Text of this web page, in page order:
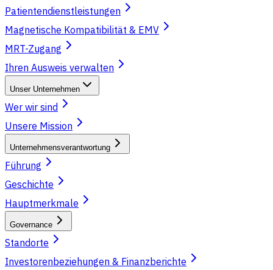
Patientendienstleistungen
Magnetische Kompatibilität & EMV
MRT-Zugang
Ihren Ausweis verwalten
Unser Unternehmen
Wer wir sind
Unsere Mission
Unternehmensverantwortung
Führung
Geschichte
Hauptmerkmale
Governance
Standorte
Investorenbeziehungen & Finanzberichte